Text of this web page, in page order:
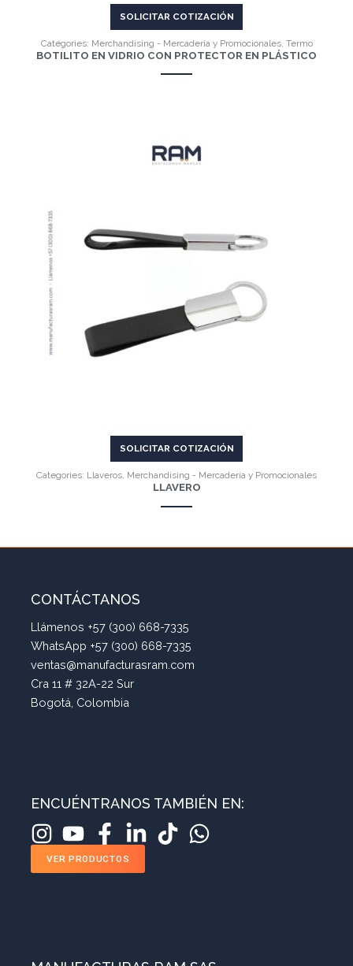
SOLICITAR COTIZACIÓN
Categories: Merchandising - Mercadería y Promocionales, Termo
BOTILITO EN VIDRIO CON PROTECTOR EN PLÁSTICO
SOLICITAR COTIZACIÓN
Categories: Llaveros, Merchandising - Mercadería y Promocionales
LLAVERO
CONTÁCTANOS
Llámenos +57 (300) 668-7335
WhatsApp +57 (300) 668-7335
ventas@manufacturasram.com
Cra 11 # 32A-22 Sur
Bogotá, Colombia
ENCUÉNTRANOS TAMBIÉN EN:
VER PRODUCTOS